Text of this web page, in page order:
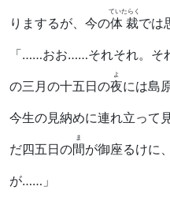
りまするが、今の体裁
ていたらく
では
「……おお……それそれ。そ
の三月の十五日の夜
よ
には島
今生の見納めに連れ立って
だ四五日の間
ま
が御座るけに
が……」